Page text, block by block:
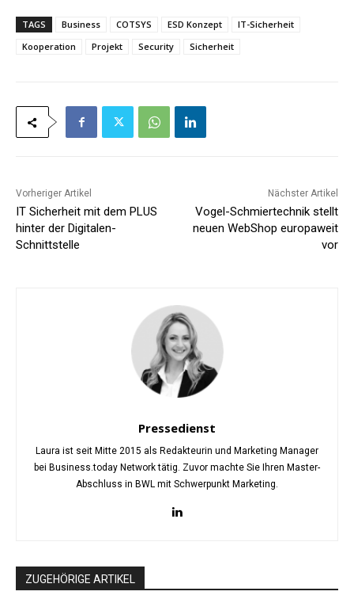
TAGS Business COTSYS ESD Konzept
IT-Sicherheit
Kooperation
Projekt Security Sicherheit
Vorheriger Artikel
IT Sicherheit mit dem PLUS
hinter der Digitalen-
Schnittstelle
Nächster Artikel
Vogel-Schmiertechnik stellt
neuen WebShop europaweit
vor
Pressedienst
Laura ist seit Mitte 2015 als Redakteurin und Marketing Manager
bei Business.today Network tätig. Zuvor machte Sie Ihren Master-
Abschluss in BWL mit Schwerpunkt Marketing.
ZUGEHÖRIGE ARTIKEL